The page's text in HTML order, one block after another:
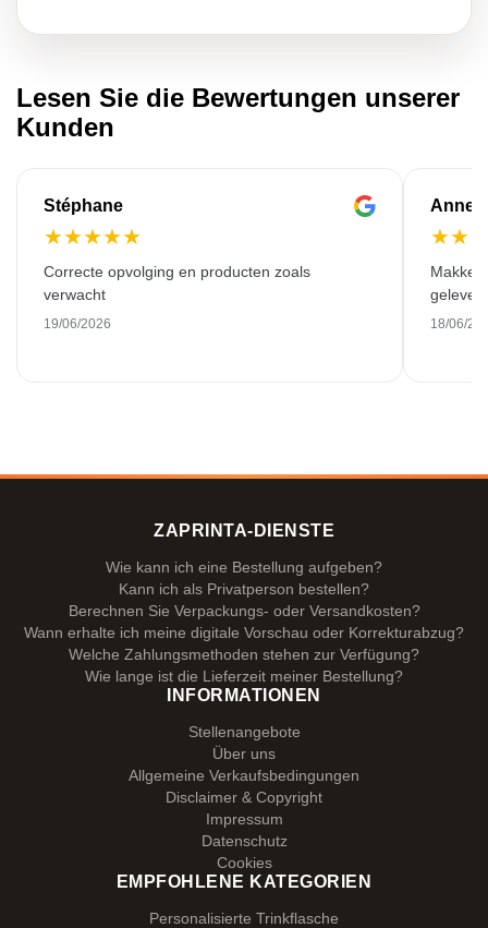
Lesen Sie die Bewertungen unserer
Kunden
Stéphane
★★★★★
Correcte opvolging en producten zoals
verwacht
19/06/2026
Anne-
★★
18/06/
ZAPRINTA-DIENSTE
Wie kann ich eine Bestellung aufgeben?
Kann ich als Privatperson bestellen?
Berechnen Sie Verpackungs- oder Versandkosten?
Wann erhalte ich meine digitale Vorschau oder Korrekturabzug?
Welche Zahlungsmethoden stehen zur Verfügung?
Wie lange ist die Lieferzeit meiner Bestellung?
INFORMATIONEN
Stellenangebote
Über uns
Allgemeine Verkaufsbedingungen
Disclaimer & Copyright
Impressum
Datenschutz
Cookies
EMPFOHLENE KATEGORIEN
Personalisierte Trinkflasche